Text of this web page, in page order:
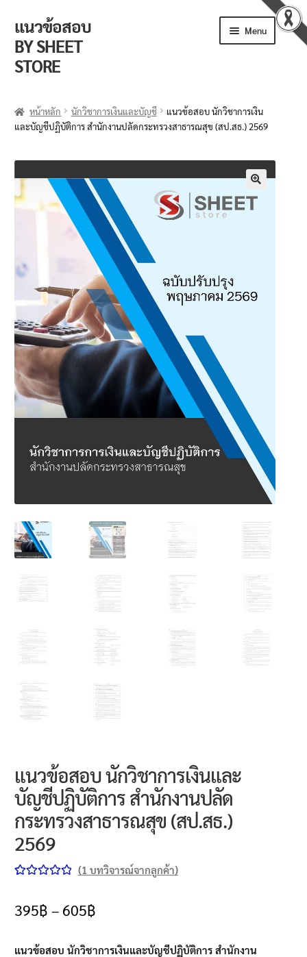
แนวข้อสอบ
BY SHEET
STORE
Menu
ตะกร้าสินค้า
วิธีการสั่งซื้อ
แจ้งชำระเงิน
รีวิวจากลูกค้า
ข่าวเปิดสอบงานราชการ
นโยบายคืนสินค้าและการจัดส่ง​
คำถามที่พบบ่อย
หน้าหลัก นักวิชาการเงินและบัญชี
แนวข้อสอบ นักวิชาการเงิน
และบัญชีปฏิบัติการ สำนักงานปลัดกระทรวงสาธารณสุข (สป.สธ.) 2569
🔍
แนวข้อสอบ นักวิชาการเงินและ
บัญชีปฏิบัติการ สำนักงานปลัด
กระทรวงสาธารณสุข (สป.สธ.)
2569
คะแนนเต็ม
คะแนนของ
(1 บทวิจารณ์จากลูกค้า)
395฿ – 605฿
แนวข้อสอบ นักวิชาการเงินและบัญชีปฏิบัติการ สำนักงาน